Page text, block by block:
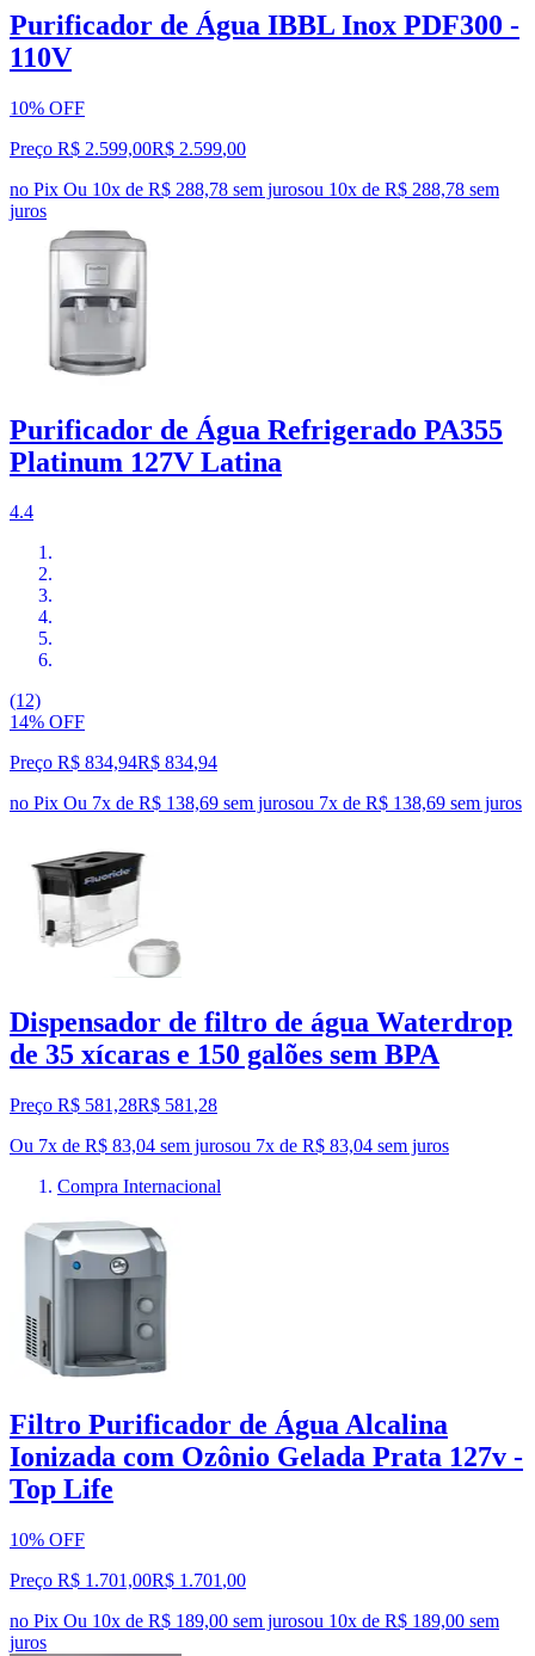
Purificador de Água IBBL Inox PDF300 -
110V
10% OFF
Preço R$ 2.599,00R$ 2.599,00
no Pix Ou 10x de R$ 288,78 sem jurosou 10x de R$ 288,78 sem
juros
Purificador de Água Refrigerado PA355
Platinum 127V Latina
4.4
(12)
14% OFF
Preço R$ 834,94R$ 834,94
no Pix Ou 7x de R$ 138,69 sem jurosou 7x de R$ 138,69 sem juros
Dispensador de filtro de água Waterdrop
de 35 xícaras e 150 galões sem BPA
Preço R$ 581,28R$ 581 ,28
Ou 7x de R$ 83,04 sem jurosou 7x de R$ 83,04 sem juros
Compra Internacional
Filtro Purificador de Água Alcalina
Ionizada com Ozônio Gelada Prata 127v -
Top Life
10% OFF
Preço R$ 1.701,00R$ 1.701 ,00
no Pix Ou 10x de R$ 189,00 sem jurosou 10x de R$ 189,00 sem
juros